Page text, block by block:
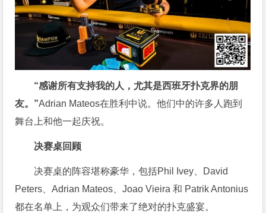
“感谢所有支持我的人，尤其是西班牙扑克界的朋
友。”Adrian Mateos在胜利中说。他们中的许多人跑到
舞台上和他一起庆祝。
决赛桌回顾
决赛桌的阵容堪称豪华，包括Phil Ivey、David
Peters、Adrian Mateos、Joao Vieira 和 Patrik Antonius
都在名单上，为观众们带来了绝对的扑克盛宴。